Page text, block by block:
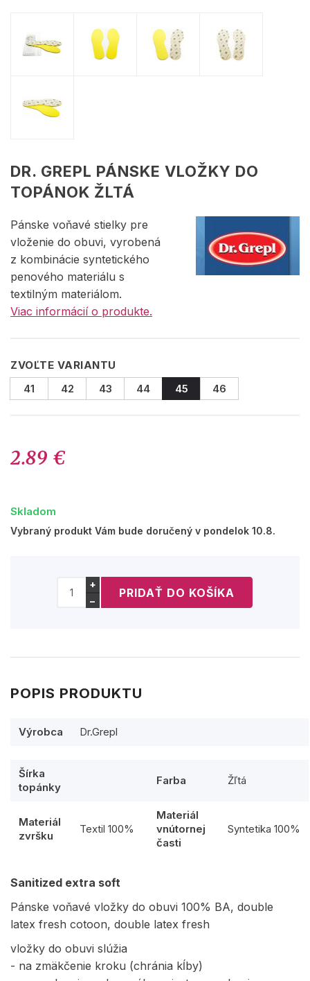
DR. GREPL PÁNSKE VLOŽKY DO
TOPÁNOK ŽLTÁ
Pánske voňavé stielky pre
vloženie do obuvi, vyrobená
z kombinácie syntetického
penového materiálu s
textilným materiálom.
Viac informácií o produkte.
ZVOĽTE VARIANTU
41
42 43 44 45 46
2.89 €
Skladom
Vybraný produkt Vám bude doručený v pondelok 10.8.
+
−
POPIS PRODUKTU
Výrobca Dr.Grepl
Šírka
topánky
Farba Žľtá
Materiál
zvršku
Textil 100%
Materiál
vnútornej
časti
Syntetika 100%
Sanitized extra soft
Pánske voňavé vložky do obuvi 100% BA, double
latex fresh cotoon, double latex fresh
vložky do obuvi slúžia
- na zmäkčenie kroku (chránia kĺby)